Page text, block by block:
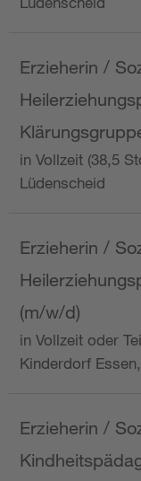
Erzieherin /
in Vollzeit (38,5
Lüdenscheid
Erzieherin /
(m/w/d)
in Vollzeit oder
Kinderdorf
Erzieherin /